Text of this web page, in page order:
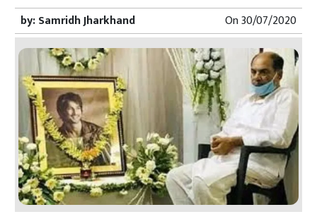
by:Samridh Jharkhand On30/07/2020